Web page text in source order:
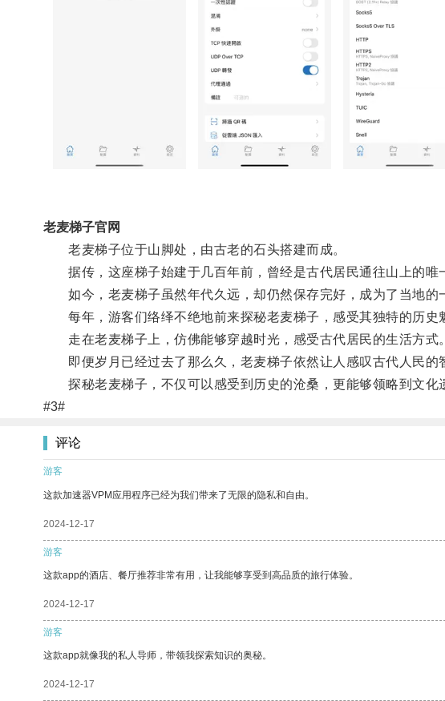
老麦梯子官网
老麦梯子位于山脚处，由古老的石头搭建而成。
据传，这座梯子始建于几百年前，曾经是古代居民通往山上的唯
如今，老麦梯子虽然年代久远，却仍然保存完好，成为了当地的
每年，游客们络绎不绝地前来探秘老麦梯子，感受其独特的历史
走在老麦梯子上，仿佛能够穿越时光，感受古代居民的生活方式。
即便岁月已经过去了那么久，老麦梯子依然让人感叹古代人民的
探秘老麦梯子，不仅可以感受到历史的沧桑，更能够领略到文化
#3#
评论
游客
这款加速器VPM应用程序已经为我们带来了无限的隐私和自由。
2024-12-17
游客
这款app的酒店、餐厅推荐非常有用，让我能够享受到高品质的旅行体验。
2024-12-17
游客
这款app就像我的私人导师，带领我探索知识的奥秘。
2024-12-17